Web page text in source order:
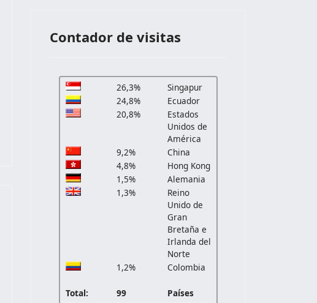
Contador de visitas
26,3%
Singapur
24,8%
Ecuador
20,8%
Estados
Unidos de
América
9,2%
China
4,8%
Hong Kong
1,5%
Alemania
1,3%
Reino
Unido de
Gran
Bretaña e
Irlanda del
Norte
1,2%
Colombia
Total: 99 Países